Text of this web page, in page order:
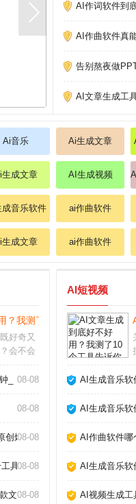
AI作词软件到
AI作曲软件真
告别熬夜做
AI文章生成工
Ai音乐 Ai生成文章
生成文章 AI生成视频
成音乐软件 ai作曲软件
生成文章 ai作曲软件
？我测了10个工具告诉你真相
好奇又
会不会
工具，
在于理
_ 08-08
08-08
创爆款_
08-08
具告诉你真相_
08-08
文章_
08-08
AI短视频
AI生成音乐软
AI生成音乐软
AI作曲软件哪
AI生成音乐软
AI视频生成工